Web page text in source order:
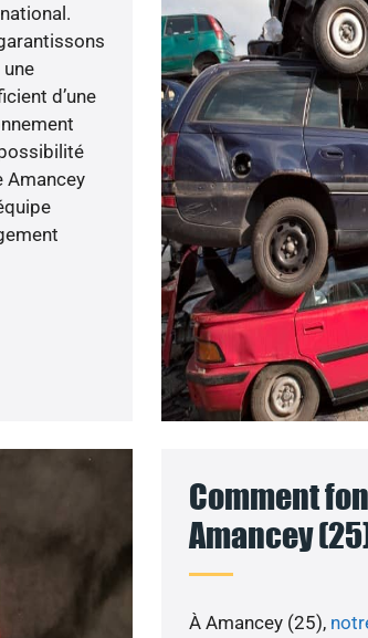
d’une
Amancey
Comment
Amancey
À Amancey (25),